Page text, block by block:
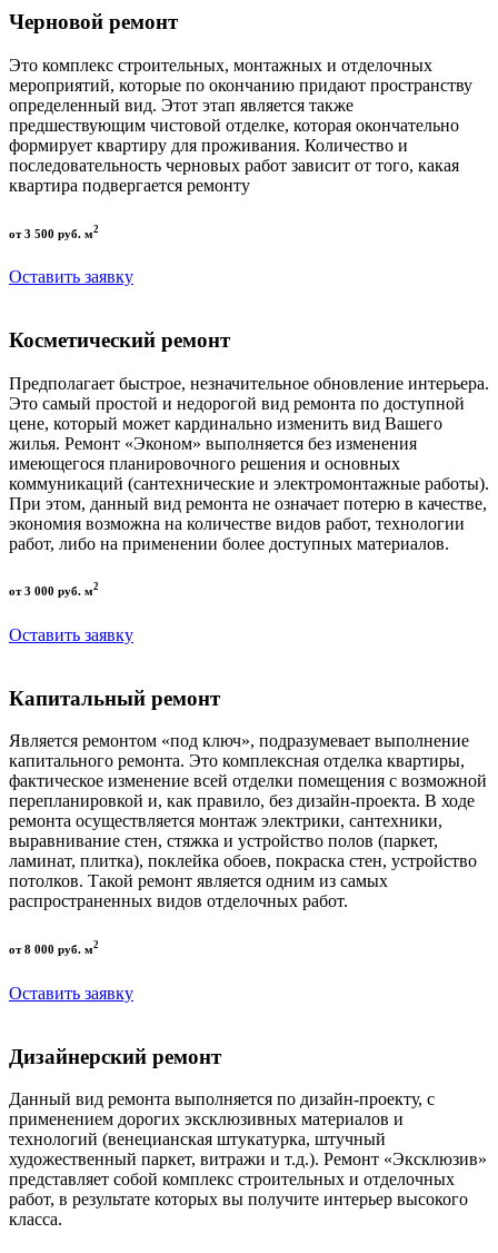
Черновой ремонт
Это комплекс строительных, монтажных и отделочных
мероприятий, которые по окончанию придают пространству
определенный вид. Этот этап является также
предшествующим чистовой отделке, которая окончательно
формирует квартиру для проживания. Количество и
последовательность черновых работ зависит от того, какая
квартира подвергается ремонту
от 3 500 руб. м2
Оставить заявку
Косметический ремонт
Предполагает быстрое, незначительное обновление интерьера.
Это самый простой и недорогой вид ремонта по доступной
цене, который может кардинально изменить вид Вашего
жилья. Ремонт «Эконом» выполняется без изменения
имеющегося планировочного решения и основных
коммуникаций (сантехнические и электромонтажные работы).
При этом, данный вид ремонта не означает потерю в качестве,
экономия возможна на количестве видов работ, технологии
работ, либо на применении более доступных материалов.
от 3 000 руб. м2
Оставить заявку
Капитальный ремонт
Является ремонтом «под ключ», подразумевает выполнение
капитального ремонта. Это комплексная отделка квартиры,
фактическое изменение всей отделки помещения с возможной
перепланировкой и, как правило, без дизайн-проекта. В ходе
ремонта осуществляется монтаж электрики, сантехники,
выравнивание стен, стяжка и устройство полов (паркет,
ламинат, плитка), поклейка обоев, покраска стен, устройство
потолков. Такой ремонт является одним из самых
распространенных видов отделочных работ.
от 8 000 руб. м2
Оставить заявку
Дизайнерский ремонт
Данный вид ремонта выполняется по дизайн-проекту, с
применением дорогих эксклюзивных материалов и
технологий (венецианская штукатурка, штучный
художественный паркет, витражи и т.д.). Ремонт «Эксклюзив»
представляет собой комплекс строительных и отделочных
работ, в результате которых вы получите интерьер высокого
класса.